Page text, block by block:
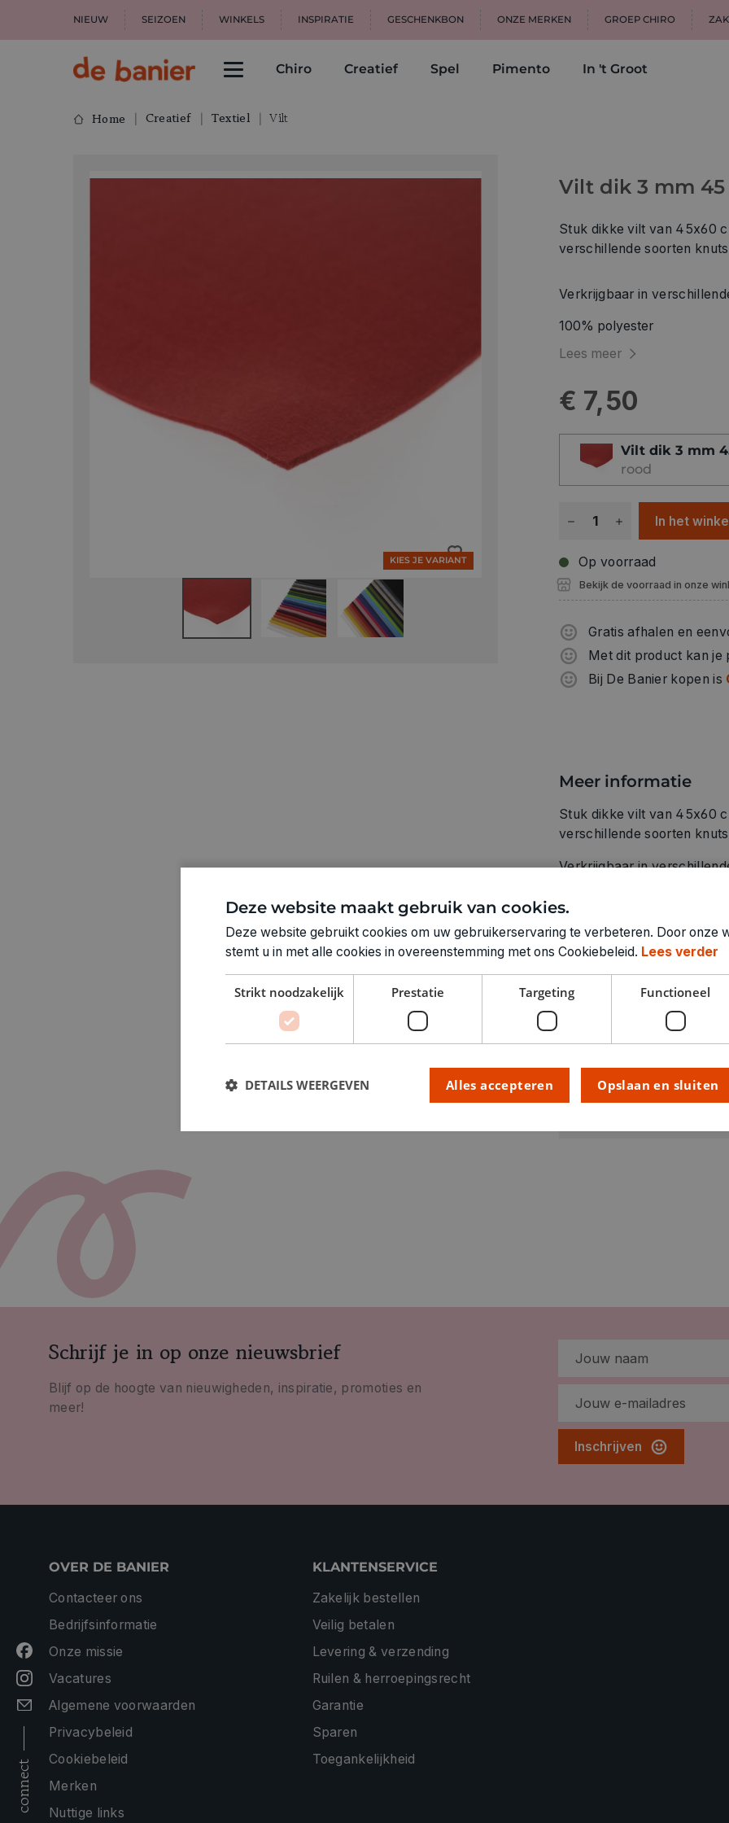
NIEUW SEIZOEN WINKELS INSPIRATIE GESCHENKBON ONZE MERKEN GROEP CHIRO
Chiro Creatief Spel Pimento In 't Groot
Home Creatief Textiel Vilt
KIES JE VARIANT
Vilt dik 3 mm 45
Stuk dikke vilt van 45x60
verschillende soorten
Verkrijgbaar in
100% polyester
Lees meer
€ 7,50
Vilt dik 3 mm
rood
In het
Op voorraad
Bekijk de voorraad in onze
Gratis afhalen en
Met dit product kan je
Bij De Banier kopen is
Meer informatie
Stuk dikke vilt van 45x60
verschillende soorten
Verkrijgbaar in
Technische
RUBRIEK:
GEWICHT
Schrijf je in op onze nieuwsbrief
Blijf op de hoogte van nieuwigheden, inspiratie, promoties en
meer!
Inschrijven
connect
OVER DE BANIER
Contacteer ons
Bedrijfsinformatie
Onze missie
Vacatures
Algemene voorwaarden
Privacybeleid
Cookiebeleid
Merken
Nuttige links
KLANTENSERVICE
Zakelijk bestellen
Veilig betalen
Levering & verzending
Ruilen & herroepingsrecht
Garantie
Sparen
Toegankelijkheid
Deze website maakt gebruik van cookies.
Deze website gebruikt cookies om uw gebruikerservaring te verbeteren. Door onze
stemt u in met alle cookies in overeenstemming met ons Cookiebeleid. Lees verder
Strikt noodzakelijk Prestatie Targeting Functioneel
Opslaan en sluiten
Alles accepteren
DETAILS WEERGEVEN